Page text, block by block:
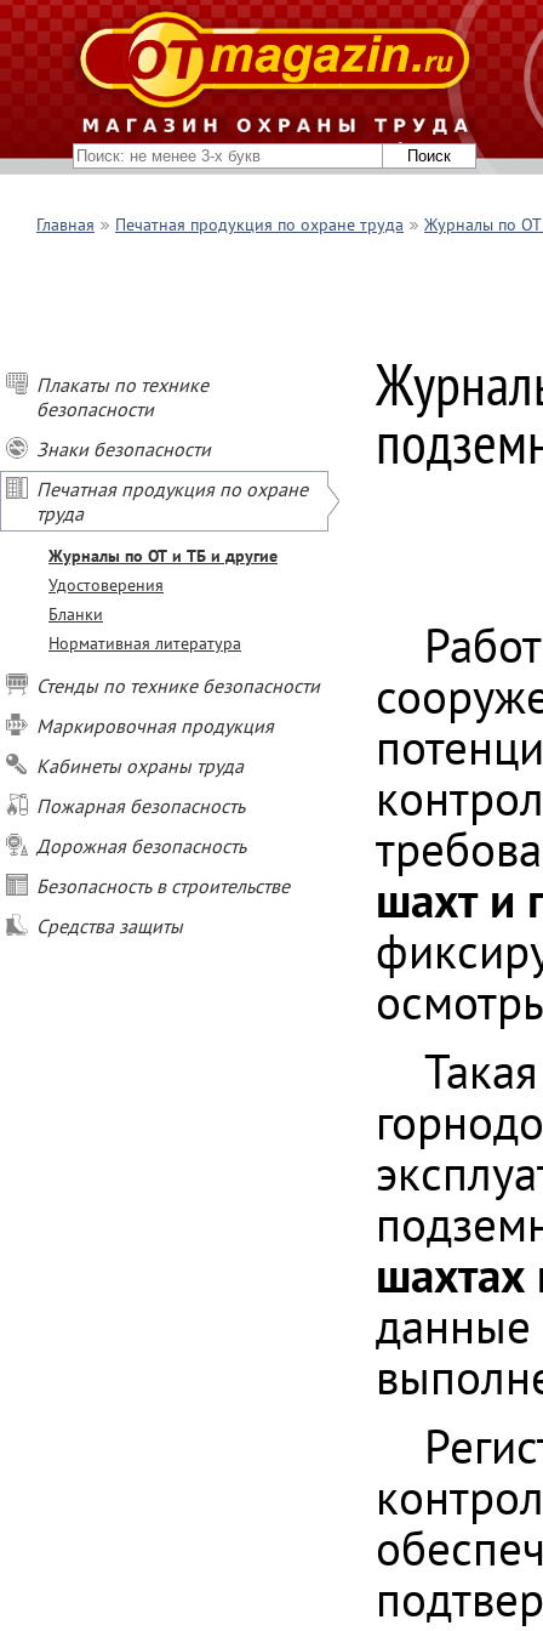
Главная Печатная продукция по охране труда Журналы по
Плакаты по технике
безопасности
Знаки безопасности
Печатная продукция по охране
труда
Журналы по ОТ и ТБ и другие
Удостоверения
Бланки
Нормативная литература
Стенды по технике безопасности
Маркировочная продукция
Кабинеты охраны труда
Пожарная безопасность
Дорожная безопасность
Безопасность в строительстве
Средства защиты
шахт и
шахтах
данные